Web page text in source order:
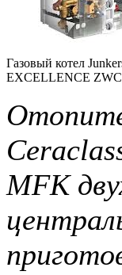
Газовый котел
EXCELLENCE
MFK